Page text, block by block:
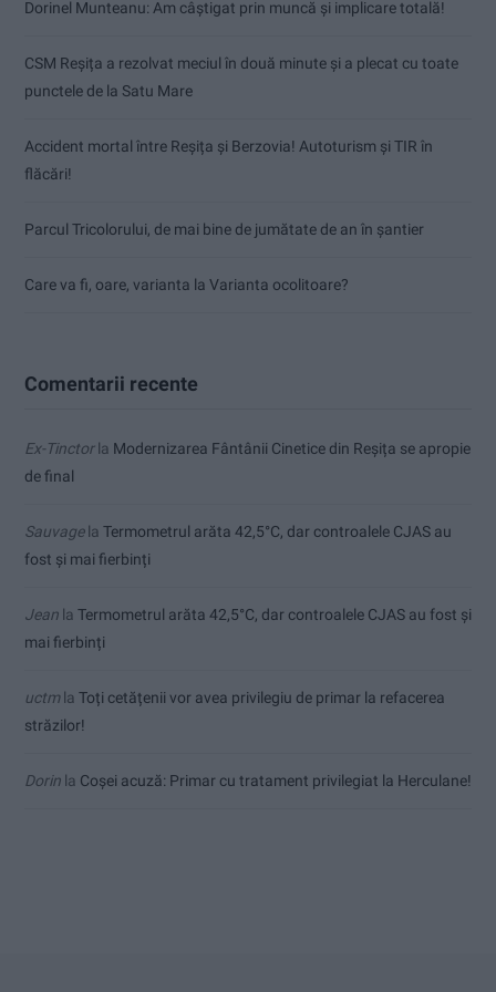
Dorinel Munteanu: Am câștigat prin muncă și implicare totală!
CSM Reșița a rezolvat meciul în două minute și a plecat cu toate
punctele de la Satu Mare
Accident mortal între Reșița și Berzovia! Autoturism și TIR în
flăcări!
Parcul Tricolorului, de mai bine de jumătate de an în șantier
Care va fi, oare, varianta la Varianta ocolitoare?
Comentarii recente
Ex-Tinctorla Modernizarea Fântânii Cinetice din Reșița se apropie
de final
Sauvagela Termometrul arăta 42,5°C, dar controalele CJAS au
fost și mai fierbinți
Jean la Termometrul arăta 42,5°C, dar controalele CJAS au fost și
mai fierbinți
uctmla Toți cetățenii vor avea privilegiu de primar la refacerea
străzilor!
Dorin la Coșei acuză: Primar cu tratament privilegiat la Herculane!